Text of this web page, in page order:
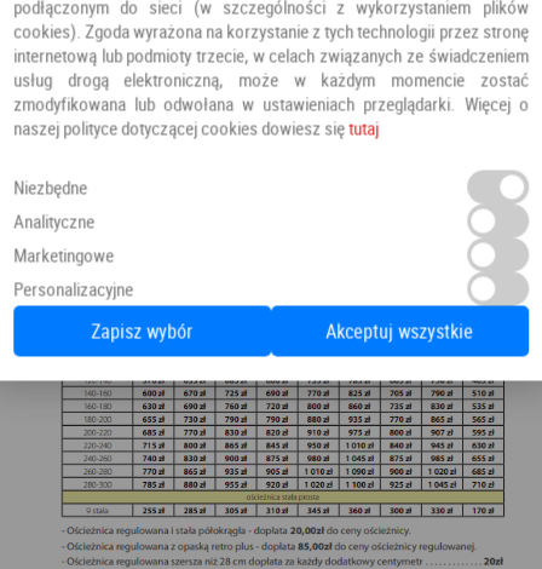
podłączonym do sieci (w szczególności z wykorzystaniem plików
cookies). Zgoda wyrażona na korzystanie z tych technologii przez stronę
internetową lub podmioty trzecie, w celach związanych ze świadczeniem
usług drogą elektroniczną, może w każdym momencie zostać
zmodyfikowana lub odwołana w ustawieniach przeglądarki. Więcej o
naszej polityce dotyczącej cookies dowiesz siętutaj
Niezbędne
Analityczne
Marketingowe
Personalizacyjne
Zapisz wybór Akceptuj wszystkie